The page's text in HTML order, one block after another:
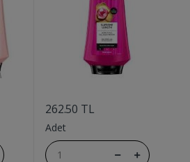
262.50 TL
Adet